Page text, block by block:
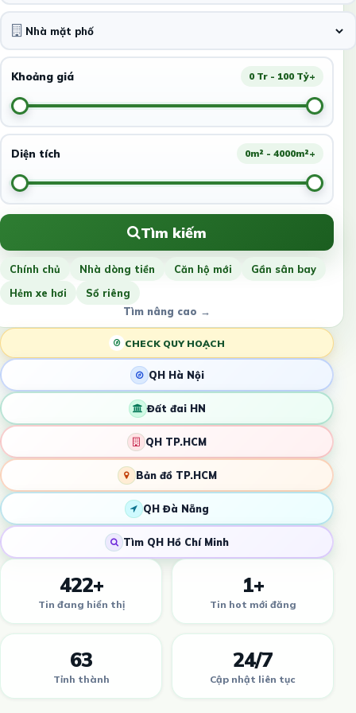
Khoảng giá 0 Tr - 100 Tỷ+
Diện tích 0m² - 4000m²+
Tìm kiếm
Chính chủ Nhà dòng tiền Căn hộ mới
Gần sân bay
Hẻm xe hơi
Sổ riêng
Tìm nâng cao →
CHECK QUY HOẠCH
QH Hà Nội
Đất đai HN
QH TP.HCM
Bản đồ TP.HCM
QH Đà Nẵng
Tìm QH Hồ Chí Minh
422+
Tin đang hiển thị
1+
Tin hot mới đăng
63
Tỉnh thành
24/7
Cập nhật liên tục